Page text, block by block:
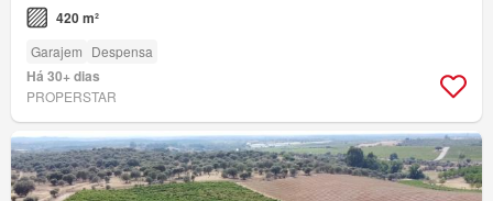
420 m²
Garajem Despensa
Há 30+ dias
PROPERSTAR